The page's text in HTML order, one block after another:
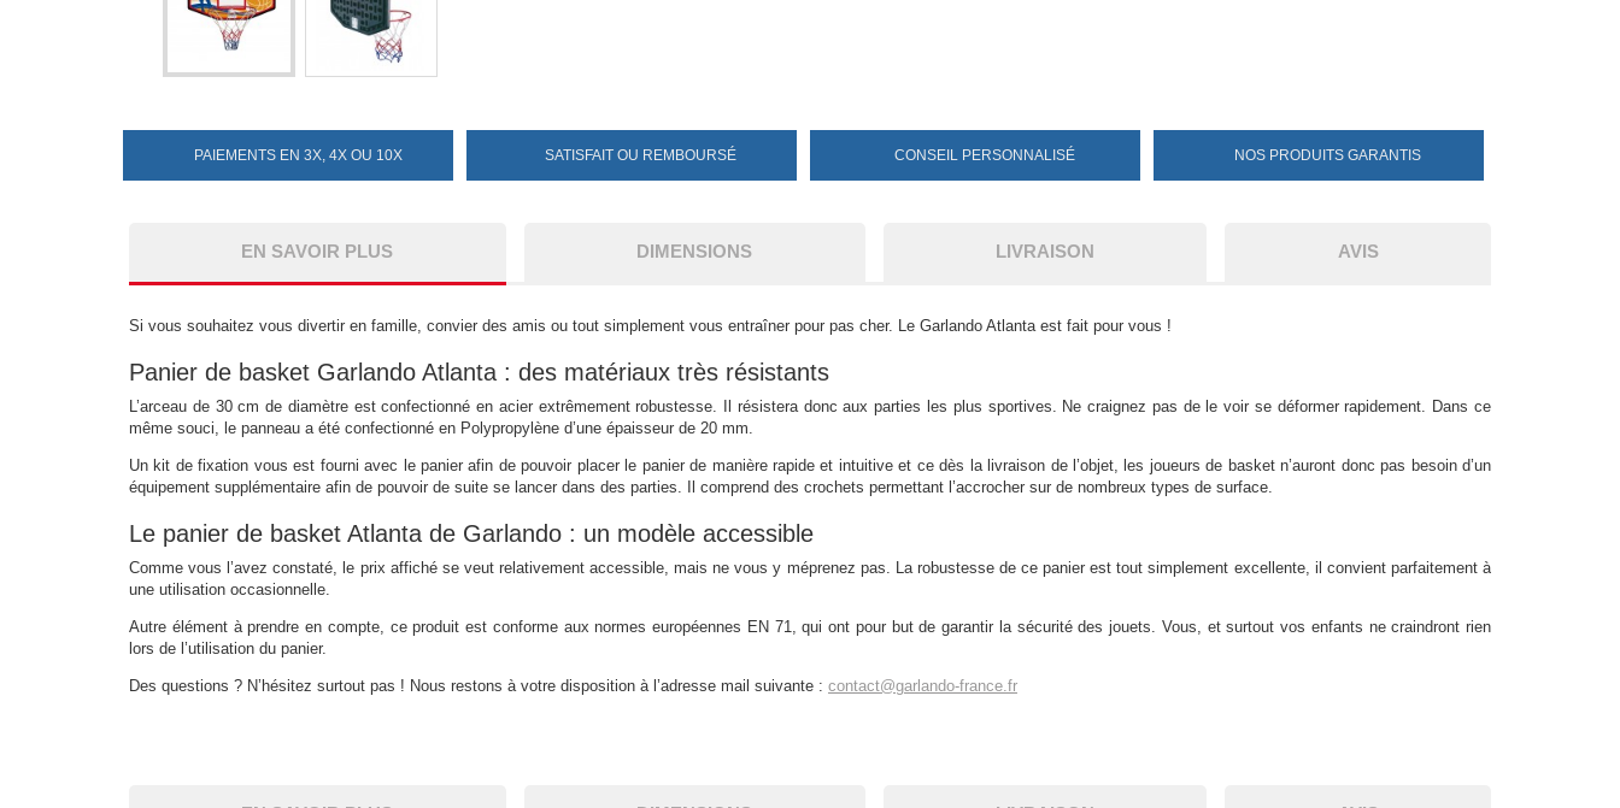
PAIEMENTS EN 3X, 4X OU 10X SATISFAITOU REMBOURSÉ CONSEIL PERSONNALISÉ NOS PRODUITSGARANTIS
EN SAVOIR PLUS DIMENSIONS LIVRAISON AVIS
Si vous souhaitez vous divertir en famille, convier des amis ou tout simplement vous entraîner pour pas cher. Le Garlando Atlanta est fait pour vous !
Panier de basket Garlando Atlanta : des matériaux très résistants
L’arceau de 30 cm de diamètre est confectionné en acier extrêmement robustesse. Il résistera donc aux parties les plus sportives. Ne craignez pas de le voir se déformer rapidement. Dans ce
même souci, le panneau a été confectionné en Polypropylène d’une épaisseur de 20 mm.
Un kit de fixation vous est fourni avec le panier afin de pouvoir placer le panier de manière rapide et intuitive et ce dès la livraison de l’objet, les joueurs de basket n’auront donc pas besoin d’un
équipement supplémentaire afin de pouvoir de suite se lancer dans des parties. Il comprend des crochets permettant l’accrocher sur de nombreux types de surface.
Le panier de basket Atlanta de Garlando : un modèle accessible
Comme vous l’avez constaté, le prix affiché se veut relativement accessible, mais ne vous y méprenez pas. La robustesse de ce panier est tout simplement excellente, il convient parfaitement à
une utilisation occasionnelle.
Autre élément à prendre en compte, ce produit est conforme aux normes européennes EN 71, qui ont pour but de garantir la sécurité des jouets. Vous, et surtout vos enfants ne craindront rien
lors de l’utilisation du panier.
Des questions ? N’hésitez surtout pas ! Nous restons à votre disposition à l’adresse mail suivante : contact@garlando-france.fr